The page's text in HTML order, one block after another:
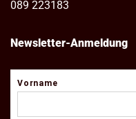
089 223183
Newsletter-Anmeldung